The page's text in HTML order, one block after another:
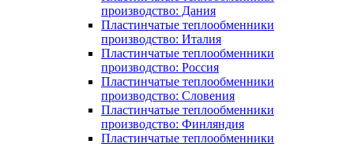
производство: Дания
Пластинчатые теплообменники
производство: Италия
Пластинчатые теплообменники
производство: Россия
Пластинчатые теплообменники
производство: Словения
Пластинчатые теплообменники
производство: Финляндия
Пластинчатые теплообменники